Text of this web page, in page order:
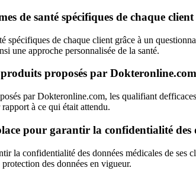
de santé spécifiques de chaque
de chaque client grâce à un
une approche personnalisée de la santé.
proposés par
par Dokteronline.com, les qualifiant
à ce qui était attendu.
pour garantir la confidentialité des
la confidentialité des données médicales de
des données en vigueur.